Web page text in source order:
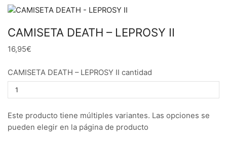
CAMISETA DEATH – LEPROSY II
16,95€
CAMISETA DEATH – LEPROSY II cantidad
Este producto tiene múltiples variantes. Las opciones se
pueden elegir en la página de producto